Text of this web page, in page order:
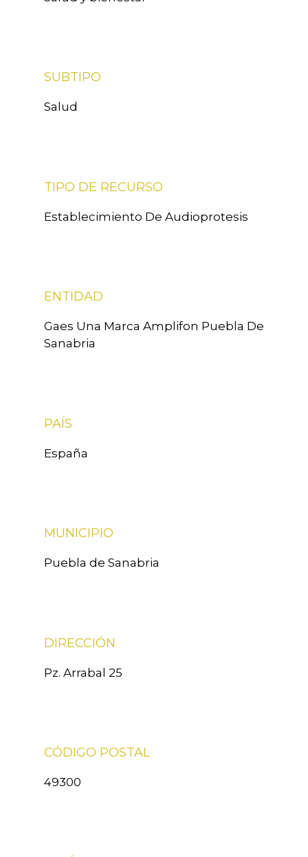
SUBTIPO
Salud
TIPO DE RECURSO
Establecimiento De Audioprotesis
ENTIDAD
Gaes Una Marca Amplifon Puebla De
Sanabria
PAÍS
España
MUNICIPIO
Puebla de Sanabria
DIRECCIÓN
Pz. Arrabal 25
CÓDIGO POSTAL
49300